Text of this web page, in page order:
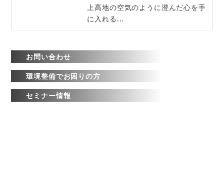
上高地の空気のように澄んだ心を手
に入れる...
お問い合わせ
環境整備でお困りの方
セミナー情報